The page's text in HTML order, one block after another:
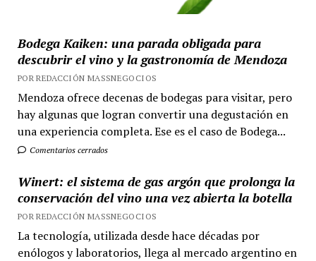
Bodega Kaiken: una parada obligada para
descubrir el vino y la gastronomía de Mendoza
POR REDACCIÓN MASSNEGOCIOS
Mendoza ofrece decenas de bodegas para visitar, pero
hay algunas que logran convertir una degustación en
una experiencia completa. Ese es el caso de Bodega...
Comentarios cerrados
Winert: el sistema de gas argón que prolonga la
conservación del vino una vez abierta la botella
POR REDACCIÓN MASSNEGOCIOS
La tecnología, utilizada desde hace décadas por
enólogos y laboratorios, llega al mercado argentino en